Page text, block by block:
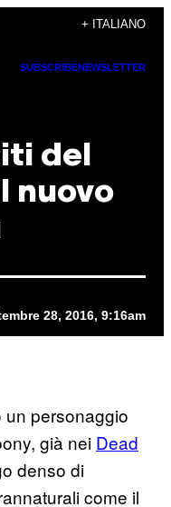
+ ITALIANO
SUBSCRIBENEWSLETTER
del
nuovo
28, 2016, 9:16am
personaggio
già nei Dead
denso di
come il